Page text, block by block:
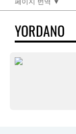
YORDANO